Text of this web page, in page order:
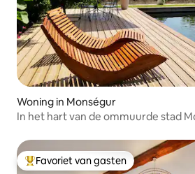
Woning in Monségur
In het hart van de ommuurde stad
Topfavoriet van gasten
Favoriet van gasten